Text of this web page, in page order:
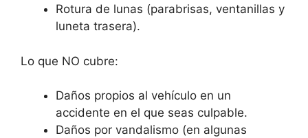
Rotura de lunas (parabrisas, ventanillas y
luneta trasera).
Lo que NO cubre:
Daños propios al vehículo en un
accidente en el que seas culpable.
Daños por vandalismo (en algunas